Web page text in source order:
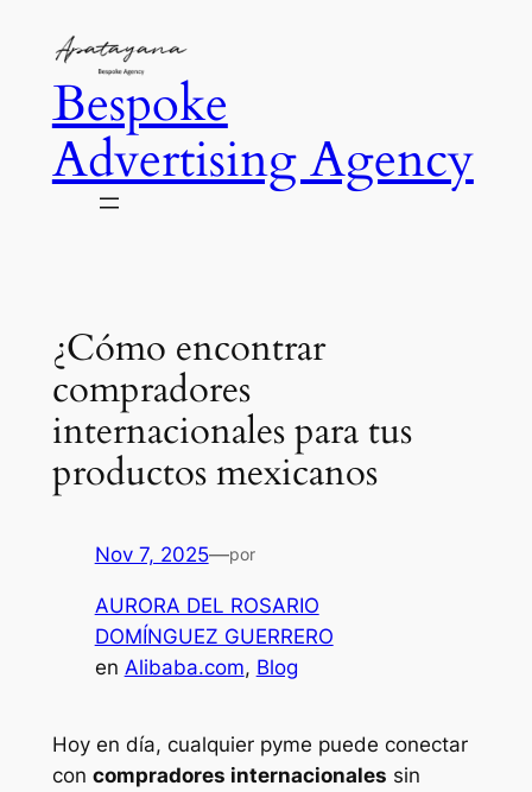
contenido
Bespoke
Advertising Agency
¿Cómo encontrar
compradores
internacionales para tus
productos mexicanos
Nov 7, 2025—por
AURORA DEL ROSARIO
DOMÍNGUEZ GUERRERO
en Alibaba.com, Blog
Hoy en día, cualquier pyme puede conectar
con compradores internacionales sin